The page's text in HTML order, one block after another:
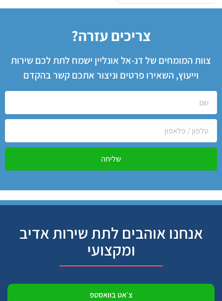
צריכים עזרה?
צוות המומחים של דנ-אל אונליין ישמח לתת לכם שירות
וייעוץ, השאירו פרטים וניצור אתכם קשר בהקדם
שליחה
אנחנו אוהבים לתת שירות אדיב
ומקצועי
צ׳אט בוואסטפ